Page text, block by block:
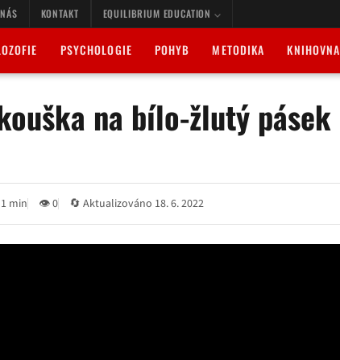
KONTAKT EQUILIBRIUM EDUCATION
PSYCHOLOGIE POHYB METODIKA KNIHOVNA
na bílo-žlutý pásek
min 👁 0 🔄 Aktualizováno 18. 6. 2022